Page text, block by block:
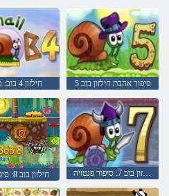
חילזון 4 בוב: בחלל סיפור אהבת חילזון בוב 5
חילזון בוב 8: סיפור האי חילזון בוב 7: סיפור פנטזיה